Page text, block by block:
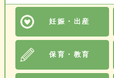
妊娠・出産
保育・教育